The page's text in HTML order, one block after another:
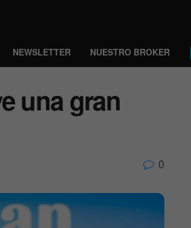
NEWSLETTER NUESTRO BROKER
una gran
0